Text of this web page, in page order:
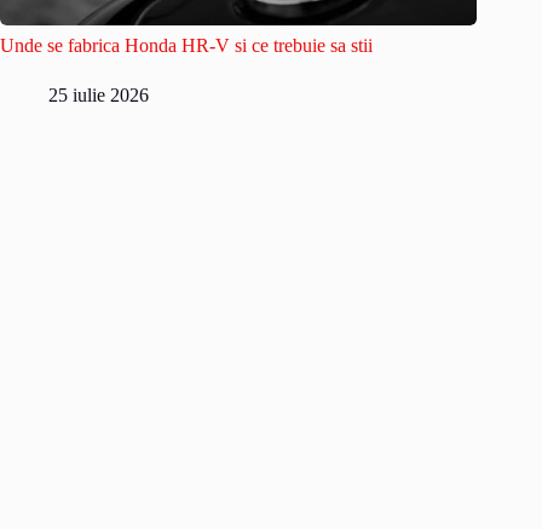
Unde se fabrica Honda HR-V si ce trebuie sa stii
25 iulie 2026